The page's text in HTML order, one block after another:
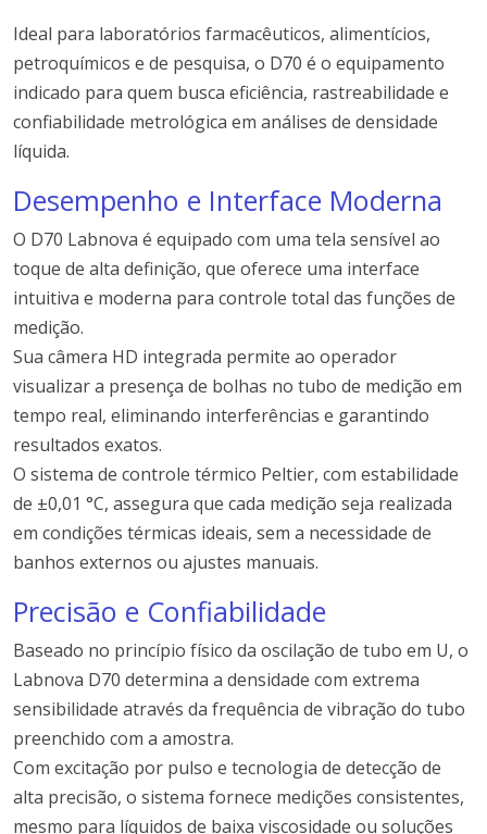
Ideal para laboratórios farmacêuticos, alimentícios,
petroquímicos e de pesquisa, o D70 é o equipamento
indicado para quem busca eficiência, rastreabilidade e
confiabilidade metrológica em análises de densidade
líquida.
Desempenho e Interface Moderna
O D70 Labnova é equipado com uma tela sensível ao
toque de alta definição, que oferece uma interface
intuitiva e moderna para controle total das funções de
medição.
Sua câmera HD integrada permite ao operador
visualizar a presença de bolhas no tubo de medição em
tempo real, eliminando interferências e garantindo
resultados exatos.
O sistema de controle térmico Peltier, com estabilidade
de ±0,01 °C, assegura que cada medição seja realizada
em condições térmicas ideais, sem a necessidade de
banhos externos ou ajustes manuais.
Precisão e Confiabilidade
Baseado no princípio físico da oscilação de tubo em U, o
Labnova D70 determina a densidade com extrema
sensibilidade através da frequência de vibração do tubo
preenchido com a amostra.
Com excitação por pulso e tecnologia de detecção de
alta precisão, o sistema fornece medições consistentes,
mesmo para líquidos de baixa viscosidade ou soluções